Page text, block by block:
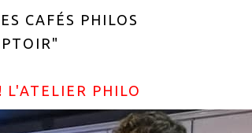
CAFÉS PHILOS
L'ATELIER PHILO